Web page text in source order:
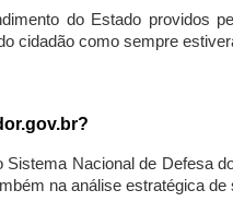
do Estado providos
cidadão como sempre
Nacional de Defesa
na análise estratégica de